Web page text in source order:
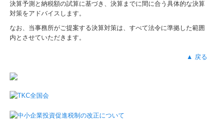
決算予測と納税額の試算に基づき、決算までに間に合う具体的な決算
対策をアドバイスします。
なお、当事務所がご提案する決算対策は、すべて法令に準拠した範囲
内とさせていただきます。
▲ 戻る